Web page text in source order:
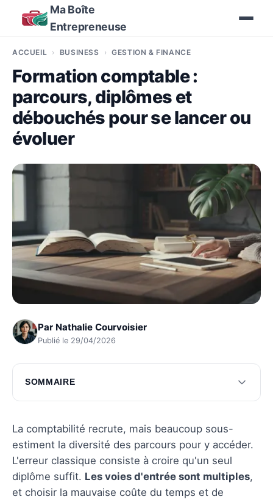
Ma Boîte
Entrepreneuse
ACCUEIL BUSINESS GESTION & FINANCE
Formation comptable :
parcours, diplômes et
débouchés pour se lancer ou
évoluer
Par Nathalie Courvoisier
Publié le 29/04/2026
SOMMAIRE
Les multiples voies de la comptabilité
Les perspectives de carrière en comptabilité
Questions fréquentes
La comptabilité recrute, mais beaucoup sous-
estiment la diversité des parcours pour y accéder.
L'erreur classique consiste à croire qu'un seul
diplôme suffit. Les voies d'entrée sont multiples,
et choisir la mauvaise coûte du temps et de